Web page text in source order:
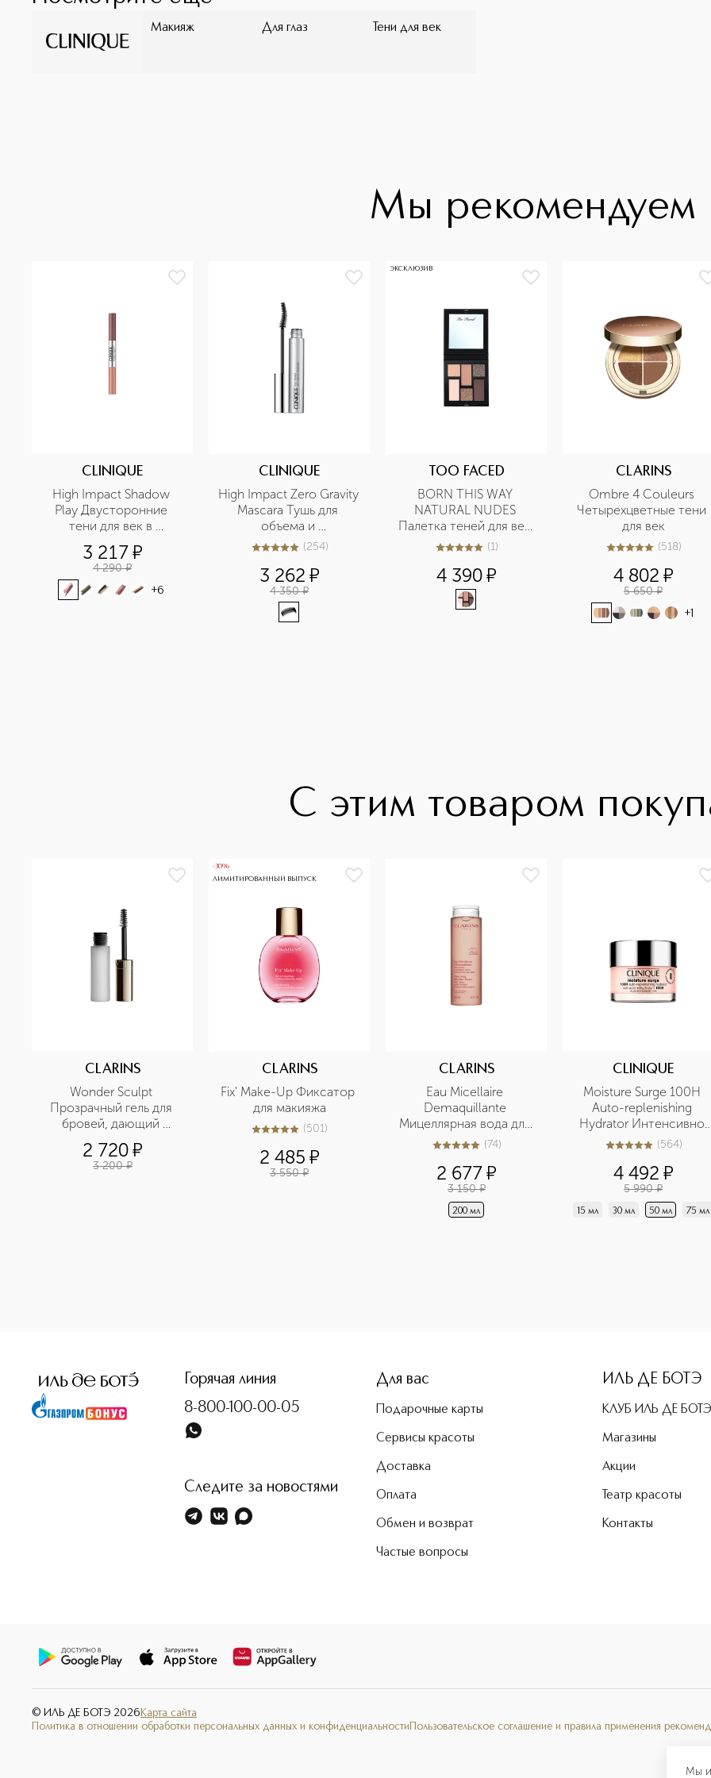
Мы
Макияж Для глаз Тени для век
Мы рекомендуем
CLINIQUE
High Impact Shadow
Play Двусторонние
тени для век в
карандаше
3 217¤
4 290 ¤
+6
CLINIQUE
High Impact Zero Gravity
Mascara Тушь для
объема и
подкручивания
4.9из5254 (254)
3 262 ¤
4 350 ¤
ЭКСКЛЮЗИВ
TOO FACED
BORN THIS WAY
NATURAL NUDES
Палетка теней для век
Cold Smolder Nudes
5из 51 (1)
4 390¤
CLARINS
Ombre 4 Couleurs
Четырехцветные тени
для век
4.9из5518 (518)
4 802 ¤
5 650 ¤
+1
С этим товаром
CLARINS
Wonder Sculpt
Прозрачный гель для
бровей, дающий
2 720¤
3 200 ¤
-30%
ЛИМИТИРОВАННЫЙ ВЫПУСК
CLARINS
Fix' Make-Up Фиксатор
для макияжа
5из 5501 (501)
2 485 ¤
3 550 ¤
CLARINS
Eau Micellaire
Demaquillante
Мицеллярная вода для
чувствительной кожи
5из 574 (74)
2 677¤
3 150 ¤
200 мл
CLINIQUE
Moisture Surge 100H
Auto-replenishing
Hydrator Интенсивно
увлажняющий гель-
5из 5564 (564)
4 492 ¤
5 990 ¤
15 мл 30 мл 50 мл 75 мл
Горячая линия
8-800-100-00-05
Следите за новостями
Для вас
Подарочные карты
Сервисы красоты
Доставка
Оплата
Обмен и возврат
Частые вопросы
ИЛЬ ДЕ БОТЭ
КЛУБ ИЛЬ ДЕ БОТЭ
Магазины
Акции
Театр красоты
Контакты
© ИЛЬ ДЕ БОТЭ 2026 Карта сайта
Политика в отношении обработки персональных данных и конфиденциальности Пользовательское соглашение и правила применения